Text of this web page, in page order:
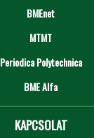
BMEnet
MTMT
Periodica Polytechnica
BME Alfa
KAPCSOLAT